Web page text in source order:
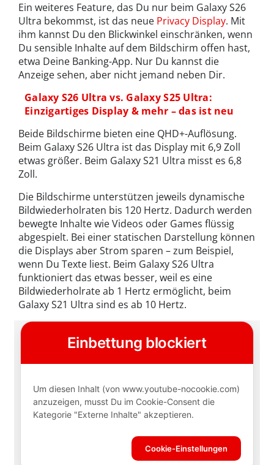
Ein weiteres Feature, das Du nur beim Galaxy S26
Ultra bekommst, ist das neue Privacy Display. Mit
ihm kannst Du den Blickwinkel einschränken, wenn
Du sensible Inhalte auf dem Bildschirm offen hast,
etwa Deine Banking-App. Nur Du kannst die
Anzeige sehen, aber nicht jemand neben Dir.
Galaxy S26 Ultra vs. Galaxy S25 Ultra:
Einzigartiges Display & mehr – das ist neu
Beide Bildschirme bieten eine QHD+-Auflösung.
Beim Galaxy S26 Ultra ist das Display mit 6,9 Zoll
etwas größer. Beim Galaxy S21 Ultra misst es 6,8
Zoll.
Die Bildschirme unterstützen jeweils dynamische
Bildwiederholraten bis 120 Hertz. Dadurch werden
bewegte Inhalte wie Videos oder Games flüssig
abgespielt. Bei einer statischen Darstellung können
die Displays aber Strom sparen – zum Beispiel,
wenn Du Texte liest. Beim Galaxy S26 Ultra
funktioniert das etwas besser, weil es eine
Bildwiederholrate ab 1 Hertz ermöglicht, beim
Galaxy S21 Ultra sind es ab 10 Hertz.